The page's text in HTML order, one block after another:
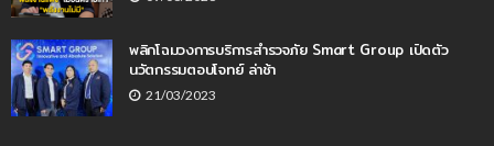
พลิกโฉมวงการบริการสำรวจภัย Smart Group เปิดตัว
นวัตกรรมตอบโจทย์ ล่าช้า
21/03/2023